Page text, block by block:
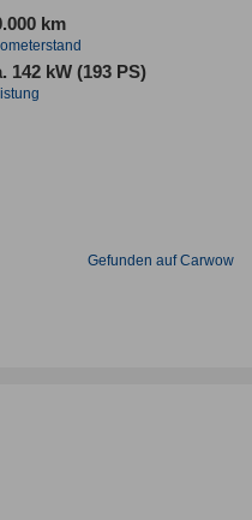
km
142 kW (193 PS)
Gefunden auf Carwow